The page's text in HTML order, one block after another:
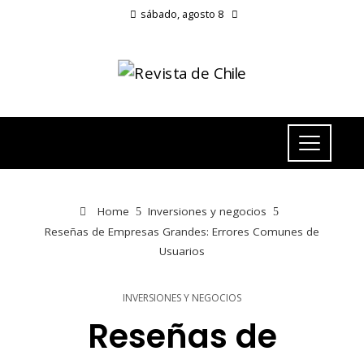
sábado, agosto 8
Home
Inversiones y negocios
Reseñas de Empresas Grandes: Errores Comunes de
Usuarios
INVERSIONES Y NEGOCIOS
Reseñas de